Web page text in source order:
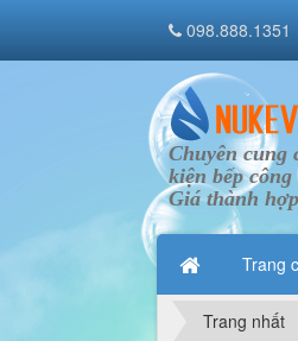
Chuyên cung
kiện bếp
Giá thành
Trang
098.888.1351
Trang nhất